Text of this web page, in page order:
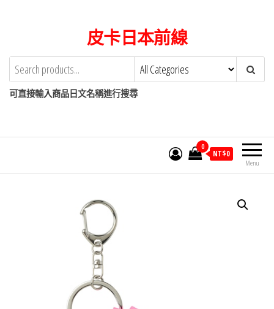
content
皮卡日本前線
可直接輸入商品日文名稱進行搜尋
Menu
0
NT$0